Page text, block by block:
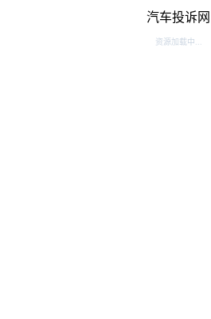
汽车投诉网
资源加载中...